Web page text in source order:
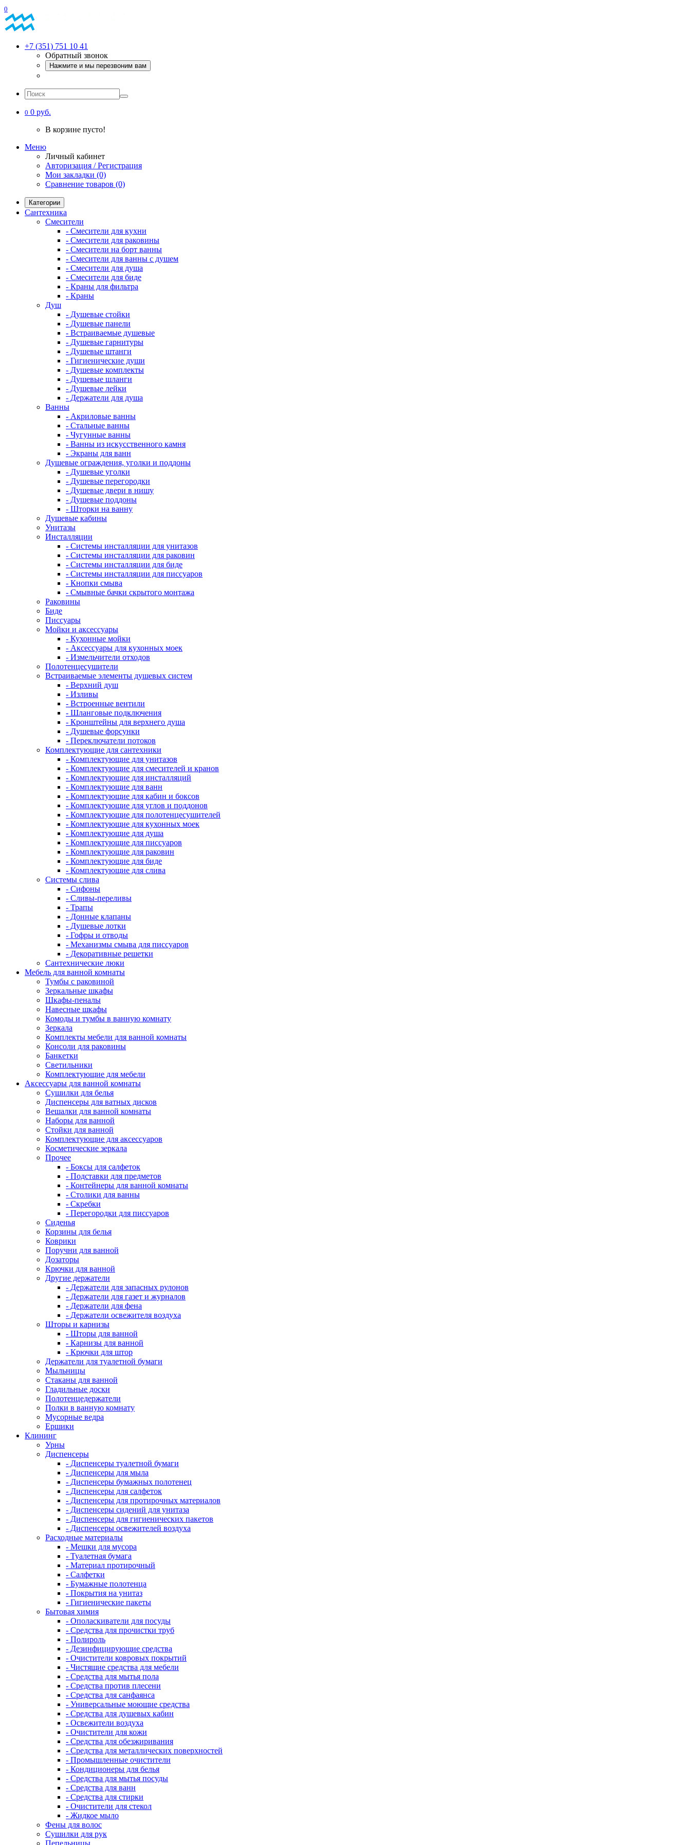
0
+7 (351) 751 10 41
Обратный звонок
Нажмите и мы перезвоним вам
0 0 руб.
В корзине пусто!
Меню
Личный кабинет
Авторизация / Регистрация
Мои закладки (0)
Сравнение товаров (0)
Категории
Сантехника
Смесители
- Смесители для кухни
- Смесители для раковины
- Смесители на борт ванны
- Смесители для ванны с душем
- Смесители для душа
- Смесители для биде
- Краны для фильтра
- Краны
Душ
- Душевые стойки
- Душевые панели
- Встраиваемые душевые
- Душевые гарнитуры
- Душевые штанги
- Гигиенические души
- Душевые комплекты
- Душевые шланги
- Душевые лейки
- Держатели для душа
Ванны
- Акриловые ванны
- Стальные ванны
- Чугунные ванны
- Ванны из искусственного камня
- Экраны для ванн
Душевые ограждения, уголки и поддоны
- Душевые уголки
- Душевые перегородки
- Душевые двери в нишу
- Душевые поддоны
- Шторки на ванну
Душевые кабины
Унитазы
Инсталляции
- Системы инсталляции для унитазов
- Системы инсталляции для раковин
- Системы инсталляции для биде
- Системы инсталляции для писсуаров
- Кнопки смыва
- Смывные бачки скрытого монтажа
Раковины
Биде
Писсуары
Мойки и аксессуары
- Кухонные мойки
- Аксессуары для кухонных моек
- Измельчители отходов
Полотенцесушители
Встраиваемые элементы душевых систем
- Верхний душ
- Изливы
- Встроенные вентили
- Шланговые подключения
- Кронштейны для верхнего душа
- Душевые форсунки
- Переключатели потоков
Комплектующие для сантехники
- Комплектующие для унитазов
- Комплектующие для смесителей и кранов
- Комплектующие для инсталляций
- Комплектующие для ванн
- Комплектующие для кабин и боксов
- Комплектующие для углов и поддонов
- Комплектующие для полотенцесушителей
- Комплектующие для кухонных моек
- Комплектующие для душа
- Комплектующие для писсуаров
- Комплектующие для раковин
- Комплектующие для биде
- Комплектующие для слива
Системы слива
- Сифоны
- Сливы-переливы
- Трапы
- Донные клапаны
- Душевые лотки
- Гофры и отводы
- Механизмы смыва для писсуаров
- Декоративные решетки
Сантехнические люки
Мебель для ванной комнаты
Тумбы с раковиной
Зеркальные шкафы
Шкафы-пеналы
Навесные шкафы
Комоды и тумбы в ванную комнату
Зеркала
Комплекты мебели для ванной комнаты
Консоли для раковины
Банкетки
Светильники
Комплектующие для мебели
Аксессуары для ванной комнаты
Сушилки для белья
Диспенсеры для ватных дисков
Вешалки для ванной комнаты
Наборы для ванной
Стойки для ванной
Комплектующие для аксессуаров
Косметические зеркала
Прочее
- Боксы для салфеток
- Подставки для предметов
- Контейнеры для ванной комнаты
- Столики для ванны
- Скребки
- Перегородки для писсуаров
Сиденья
Корзины для белья
Коврики
Поручни для ванной
Дозаторы
Крючки для ванной
Другие держатели
- Держатели для запасных рулонов
- Держатели для газет и журналов
- Держатели для фена
- Держатели освежителя воздуха
Шторы и карнизы
- Шторы для ванной
- Карнизы для ванной
- Крючки для штор
Держатели для туалетной бумаги
Мыльницы
Стаканы для ванной
Гладильные доски
Полотенцедержатели
Полки в ванную комнату
Мусорные ведра
Ершики
Клининг
Урны
Диспенсеры
- Диспенсеры туалетной бумаги
- Диспенсеры для мыла
- Диспенсеры бумажных полотенец
- Диспенсеры для салфеток
- Диспенсеры для протирочных материалов
- Диспенсеры сидений для унитаза
- Диспенсеры для гигиенических пакетов
- Диспенсеры освежителей воздуха
Расходные материалы
- Мешки для мусора
- Туалетная бумага
- Материал протирочный
- Салфетки
- Бумажные полотенца
- Покрытия на унитаз
- Гигиенические пакеты
Бытовая химия
- Ополаскиватели для посуды
- Средства для прочистки труб
- Полироль
- Дезинфицирующие средства
- Очистители ковровых покрытий
- Чистящие средства для мебели
- Средства для мытья пола
- Средства против плесени
- Средства для санфаянса
- Универсальные моющие средства
- Средства для душевых кабин
- Освежители воздуха
- Очистители для кожи
- Средства для обезжиривания
- Средства для металлических поверхностей
- Промышленные очистители
- Кондиционеры для белья
- Средства для мытья посуды
- Средства для ванн
- Средства для стирки
- Очистители для стекол
- Жидкое мыло
Фены для волос
Сушилки для рук
Пепельницы